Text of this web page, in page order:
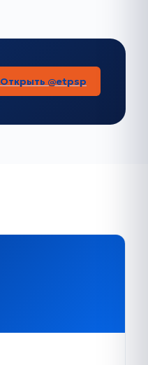
Открыть @etpsp